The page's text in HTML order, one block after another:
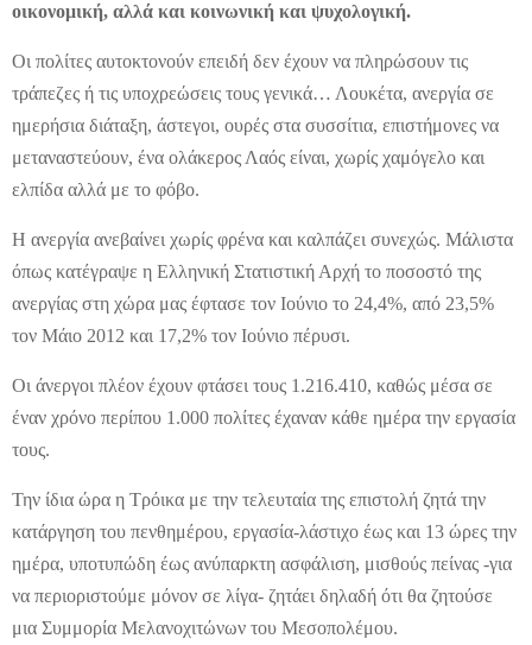
οικονομική, αλλά και κοινωνική και ψυχολογική.
Οι πολίτες αυτοκτονούν επειδή δεν έχουν να πληρώσουν τις
τράπεζες ή τις υποχρεώσεις τους γενικά… Λουκέτα, ανεργία σε
ημερήσια διάταξη, άστεγοι, ουρές στα συσσίτια, επιστήμονες να
μεταναστεύουν, ένα ολάκερος Λαός είναι, χωρίς χαμόγελο και
ελπίδα αλλά με το φόβο.
Η ανεργία ανεβαίνει χωρίς φρένα και καλπάζει συνεχώς. Μάλιστα
όπως κατέγραψε η Ελληνική Στατιστική Αρχή το ποσοστό της
ανεργίας στη χώρα μας έφτασε τον Ιούνιο το 24,4%, από 23,5%
τον Μάιο 2012 και 17,2% τον Ιούνιο πέρυσι.
Οι άνεργοι πλέον έχουν φτάσει τους 1.216.410, καθώς μέσα σε
έναν χρόνο περίπου 1.000 πολίτες έχαναν κάθε ημέρα την εργασία
τους.
Την ίδια ώρα η Τρόικα με την τελευταία της επιστολή ζητά την
κατάργηση του πενθημέρου, εργασία-λάστιχο έως και 13 ώρες την
ημέρα, υποτυπώδη έως ανύπαρκτη ασφάλιση, μισθούς πείνας -για
να περιοριστούμε μόνον σε λίγα- ζητάει δηλαδή ότι θα ζητούσε
μια Συμμορία Μελανοχιτώνων του Μεσοπολέμου.